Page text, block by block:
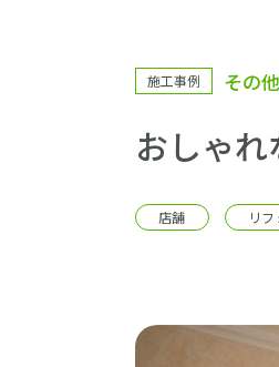
施工事例 その
おしゃ
店舗 リ